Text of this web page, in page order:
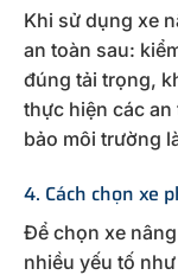
Khi sử dụng xe
an toàn sau:
đúng tải trọng,
thực hiện các
bảo môi trường
4. Cách chọn xe
Để chọn xe
nhiều yếu tố